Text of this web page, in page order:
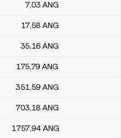
7,03 ANG
17,58 ANG
35,16 ANG
175,79 ANG
351,59 ANG
703,18 ANG
1757,94 ANG